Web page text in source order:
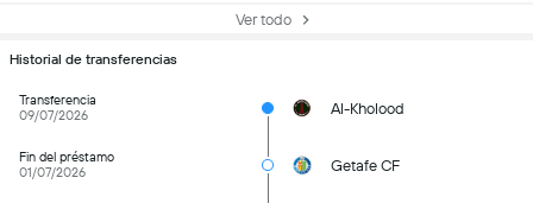
Ver todo
Historial de transferencias
Transferencia
09/07/2026
Al-Kholood
Fin del préstamo
01/07/2026
Getafe CF